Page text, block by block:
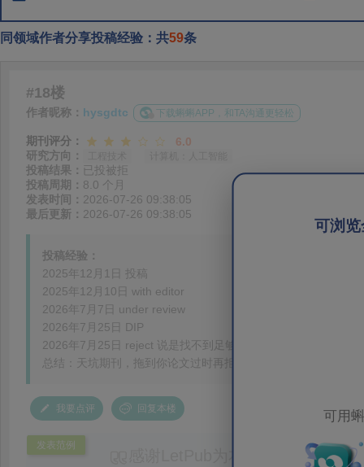
同领域作者分享投稿经验：共59条
可浏
可用
#18楼
作者昵称： hysgdtc 下载蝌蝌APP，和TA沟通更轻松
期刊评分：
6.0
研究方向：
投稿结果： 已投被拒
投稿周期： 8.0 个月
发表时间： 2026-07-26 09:38:05
最后更新： 2026-07-26 09:38:05
投稿经验：
2025年12月1日 投稿
2025年12月10日 with editor
2026年7月7日 under review
2026年7月25日 DIP
2026年7月25日 reject 说是找不到足够审稿人
总结：天坑期刊，拖到你论文过时再拒
我要点评 回复本楼
发表范例
感谢LetPub为本论文提供专业